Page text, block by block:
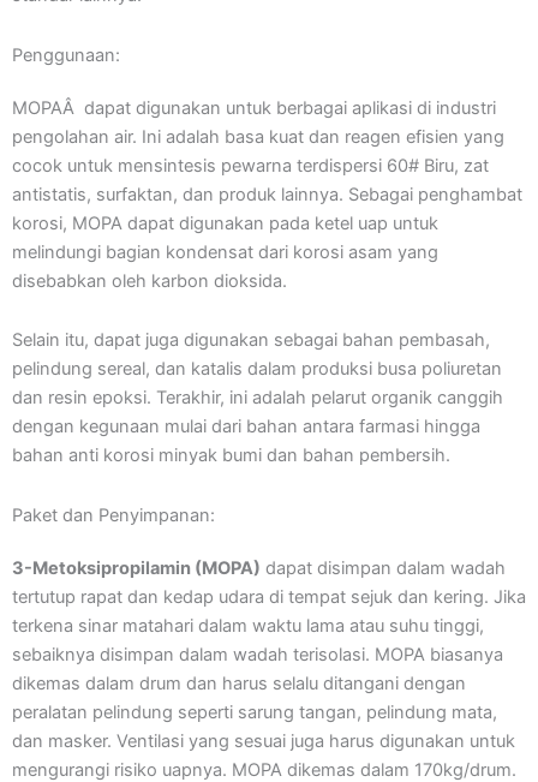
Penggunaan:
MOPAÂ dapat digunakan untuk berbagai aplikasi di industri
pengolahan air. Ini adalah basa kuat dan reagen efisien yang
cocok untuk mensintesis pewarna terdispersi 60# Biru, zat
antistatis, surfaktan, dan produk lainnya. Sebagai penghambat
korosi, MOPA dapat digunakan pada ketel uap untuk
melindungi bagian kondensat dari korosi asam yang
disebabkan oleh karbon dioksida.
Selain itu, dapat juga digunakan sebagai bahan pembasah,
pelindung sereal, dan katalis dalam produksi busa poliuretan
dan resin epoksi. Terakhir, ini adalah pelarut organik canggih
dengan kegunaan mulai dari bahan antara farmasi hingga
bahan anti korosi minyak bumi dan bahan pembersih.
Paket dan Penyimpanan:
3-Metoksipropilamin (MOPA) dapat disimpan dalam wadah
tertutup rapat dan kedap udara di tempat sejuk dan kering. Jika
terkena sinar matahari dalam waktu lama atau suhu tinggi,
sebaiknya disimpan dalam wadah terisolasi. MOPA biasanya
dikemas dalam drum dan harus selalu ditangani dengan
peralatan pelindung seperti sarung tangan, pelindung mata,
dan masker. Ventilasi yang sesuai juga harus digunakan untuk
mengurangi risiko uapnya. MOPA dikemas dalam 170kg/drum.